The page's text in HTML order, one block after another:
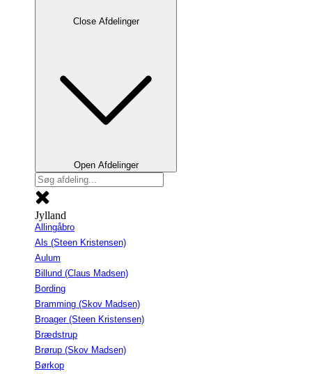
Close Afdelinger
Open Afdelinger
Jylland
Allingåbro
Als (Steen Kristensen)
Aulum
Billund (Claus Madsen)
Bording
Bramming (Skov Madsen)
Broager (Steen Kristensen)
Brædstrup
Brørup (Skov Madsen)
Børkop